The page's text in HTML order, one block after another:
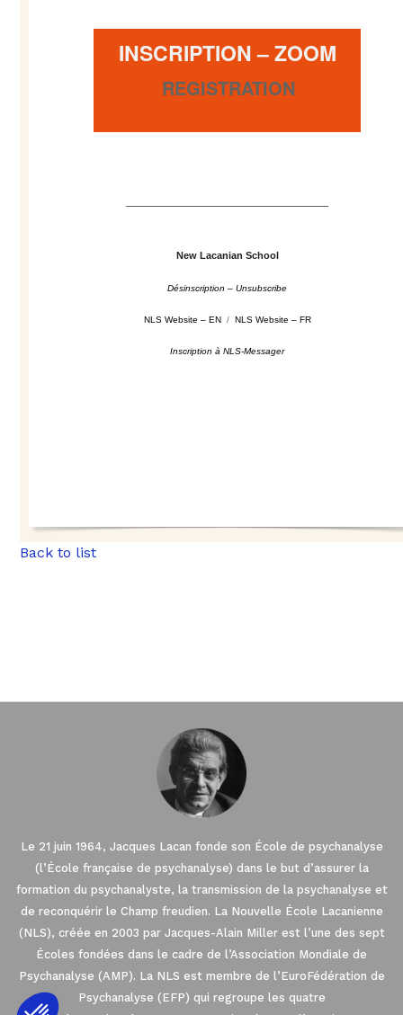
INSCRIPTION – ZOOM
REGISTRATION
–––––––––––––––––––––––––––––––––––––––––––––
New Lacanian School
Désinscription – Unsubscribe
NLS Website – EN/ NLS Website – FR
Inscription à NLS-Messager
Back to list
Le 21 juin 1964, Jacques Lacan fonde son École de psychanalyse
(l’École française de psychanalyse) dans le but d’assurer la
formation du psychanalyste, la transmission de la psychanalyse et
de reconquérir le Champ freudien. La Nouvelle École Lacanienne
(NLS), créée en 2003 par Jacques-Alain Miller est l’une des sept
Écoles fondées dans le cadre de l’Association Mondiale de
Psychanalyse (AMP). La NLS est membre de l’EuroFédération de
Psychanalyse (EFP) qui regroupe les quatre